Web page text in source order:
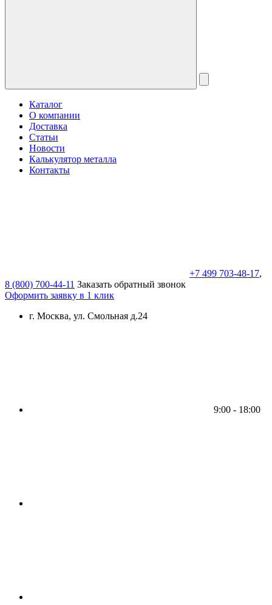
Каталог
О компании
Доставка
Статьи
Новости
Калькулятор металла
Контакты
+7 499 703-48-17,
8 (800) 700-44-11 Заказать обратный звонок
Оформить заявку в 1 клик
г. Москва, ул. Смольная д.24
9:00 - 18:00